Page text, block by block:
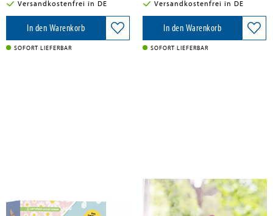
Versandkostenfrei in DE
In den Warenkorb
SOFORT LIEFERBAR
Versandkostenfrei in DE
In den Warenkorb
SOFORT LIEFERBAR